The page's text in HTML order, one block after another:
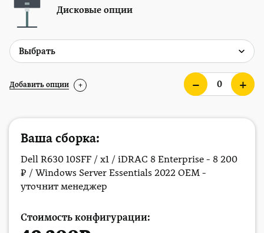
Дисковые опции
Добавить опции +
Ваша сборка:
Dell R630 10SFF / x1 / iDRAC 8 Enterprise - 8 200
₽ / Windows Server Essentials 2022 OEM -
уточнит менеджер
Стоимость конфигурации: